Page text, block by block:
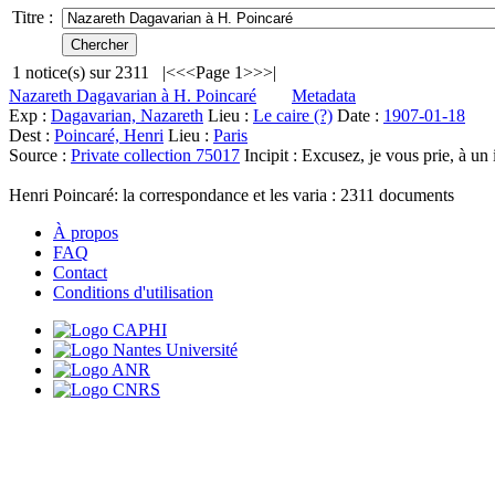
Titre :
1 notice(s) sur 2311 |<<<Page 1>>>|
Nazareth Dagavarian à H. Poincaré
Metadata
Exp : Dagavarian, Nazareth Lieu : Le caire (?) Date : 1907-01-18
Dest : Poincaré, Henri Lieu : Paris
Source : Private collection 75017 Incipit : Excusez, je vous prie, à un
Henri Poincaré: la correspondance et les varia : 2311 documents
À propos
FAQ
Contact
Conditions d'utilisation